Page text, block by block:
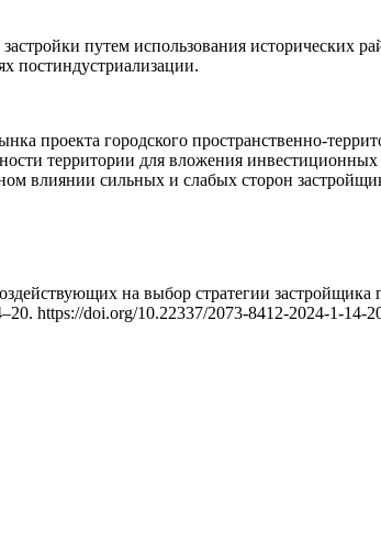
путем использования исторических
постиндустриализации.
проекта городского пространственно-
территории для вложения
влиянии сильных и слабых сторон
на выбор стратегии застройщика
https://doi.org/10.22337/2073-8412-2024-1-14-